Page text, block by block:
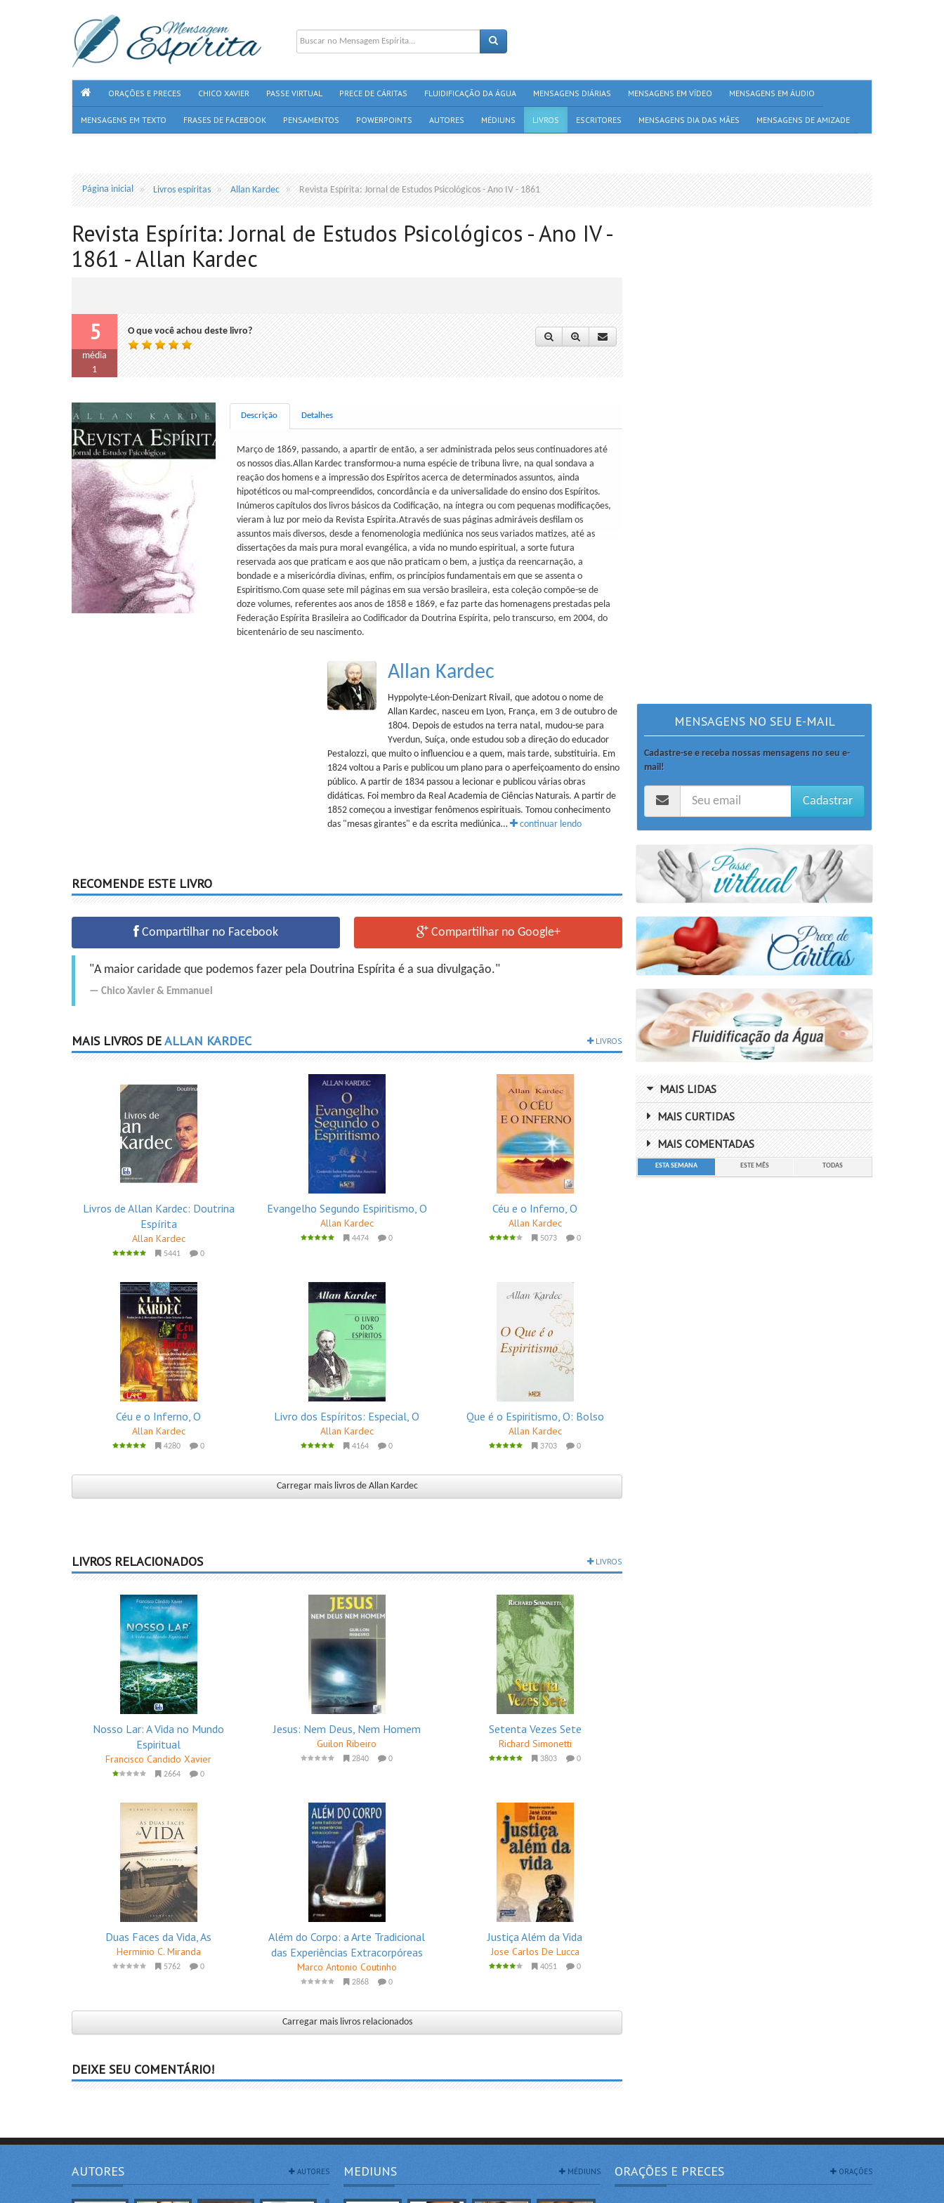
ORAÇÕES E PRECES CHICO XAVIER PASSE VIRTUAL PRECE DE CÁRITAS FLUIDIFICAÇÃO DA ÁGUA MENSAGENS DIÁRIAS MENSAGENS EM VÍDEO MENSAGENS EM ÁUDIO
MENSAGENS EM TEXTO FRASES DE FACEBOOK PENSAMENTOS POWERPOINTS AUTORES MÉDIUNS LIVROS ESCRITORES MENSAGENS DIA DAS MÃES MENSAGENS DE AMIZADE
Página inicial Livros espíritas Allan Kardec Revista Espírita: Jornal de Estudos Psicológicos - Ano IV - 1861
Revista Espírita: Jornal de Estudos Psicológicos - Ano IV -
1861 - Allan Kardec
5
média
1
O que você achou deste livro?
Descrição Detalhes
Março de 1869, passando, a apartir de então, a ser administrada pelos seus continuadores até
os nossos dias.Allan Kardec transformou-a numa espécie de tribuna livre, na qual sondava a
reação dos homens e a impressão dos Espíritos acerca de determinados assuntos, ainda
hipotéticos ou mal-compreendidos, concordância e da universalidade do ensino dos Espíritos.
Inúmeros capítulos dos livros básicos da Codificação, na íntegra ou com pequenas modificações,
vieram à luz por meio da Revista Espírita.Através de suas páginas admiráveis desfilam os
assuntos mais diversos, desde a fenomenologia mediúnica nos seus variados matizes, até as
dissertações da mais pura moral evangélica, a vida no mundo espiritual, a sorte futura
reservada aos que praticam e aos que não praticam o bem, a justiça da reencarnação, a
bondade e a misericórdia divinas, enfim, os princípios fundamentais em que se assenta o
Espiritismo.Com quase sete mil páginas em sua versão brasileira, esta coleção compõe-se de
doze volumes, referentes aos anos de 1858 e 1869, e faz parte das homenagens prestadas pela
Federação Espírita Brasileira ao Codificador da Doutrina Espírita, pelo transcurso, em 2004, do
bicentenário de seu nascimento.
Allan Kardec
Hyppolyte-Léon-Denizart Rivail, que adotou o nome de
Allan Kardec, nasceu em Lyon, França, em 3 de outubro de
1804. Depois de estudos na terra natal, mudou-se para
Yverdun, Suíça, onde estudou sob a direção do educador
Pestalozzi, que muito o influenciou e a quem, mais tarde, substituiria. Em
1824 voltou a Paris e publicou um plano para o aperfeiçoamento do ensino
público. A partir de 1834 passou a lecionar e publicou várias obras
didáticas. Foi membro da Real Academia de Ciências Naturais. A partir de
1852 começou a investigar fenômenos espirituais. Tomou conhecimento
das "mesas girantes" e da escrita mediúnica…
continuar lendo
RECOMENDE ESTE LIVRO
Compartilhar no Facebook Compartilhar no Google+
"A maior caridade que podemos fazer pela Doutrina Espírita é a sua divulgação."
Chico Xavier & Emmanuel
MAIS LIVROS DEALLAN KARDEC LIVROS
Livros de Allan Kardec: Doutrina
Espírita
Allan Kardec
5441 0
Evangelho Segundo Espiritismo, O
Allan Kardec
4474 0
Céu e o Inferno, O
Allan Kardec
5073 0
Céu e o Inferno, O
Allan Kardec
4280 0
Livro dos Espíritos: Especial, O
Allan Kardec
4164 0
Que é o Espiritismo, O: Bolso
Allan Kardec
3703 0
Carregar mais livros de Allan Kardec
LIVROS RELACIONADOS LIVROS
Nosso Lar: A Vida no Mundo
Espiritual
Francisco Candido Xavier
2664 0
Jesus: Nem Deus, Nem Homem
Guilon Ribeiro
2840 0
Setenta Vezes Sete
Richard Simonetti
3803 0
Duas Faces da Vida, As
Herminio C. Miranda
5762 0
Além do Corpo: a Arte Tradicional
das Experiências Extracorpóreas
Marco Antonio Coutinho
2868 0
Justiça Além da Vida
Jose Carlos De Lucca
4051 0
Carregar mais livros relacionados
DEIXE SEU COMENTÁRIO!
MENSAGENS NO SEU E-MAIL
Cadastre-se e receba nossas mensagens no seu e-
mail!
Cadastrar
MAIS LIDAS
MAIS CURTIDAS
MAIS COMENTADAS
ESTA SEMANA ESTE MÊS TODAS
AUTORES AUTORES MEDIUNS MÉDIUNS ORAÇÕES E PRECES ORAÇÕES